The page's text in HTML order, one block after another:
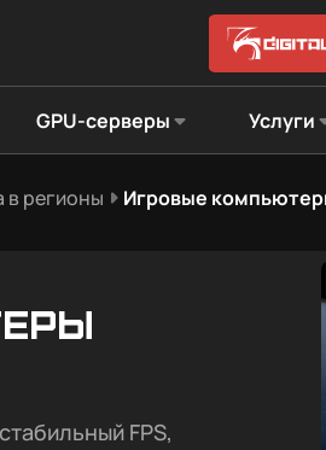
GPU-серверы Услуги
в регионы Игровые
FPS,